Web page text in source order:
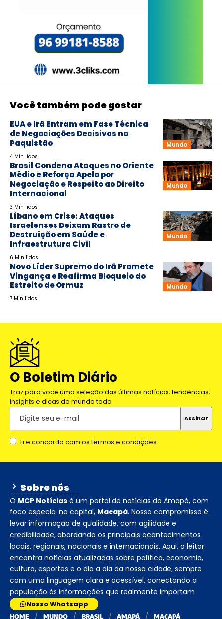
Você também pode gostar
Mundo
EUA e Irã Entram em Fase Técnica
de Negociações Decisivas no
Paquistão
4 Min lidos
Mundo
Brasil Condena Ataques no Oriente
Médio e Reforça Apelo por
Negociação e Respeito ao Direito
Internacional
3 Min lidos
Mundo
Líbano em Crise: Ataques
Israelenses Deixam Rastro de
Destruição em Saúde e
Infraestrutura Civil
6 Min lidos
Mundo
Novo Líder Supremo do Irã Promete
Vingança e Reafirma Bloqueio do
Estreito de Ormuz
7 Min lidos
O Boletim Diário
Traz para você uma seleção das últimas notícias, tendências,
insights e dicas do mundo todo.
Li e concordo com os termos e condições
Sobre nós
O MCP Notícias é um portal de notícias do Amapá, com
foco especial na capital, Macapá. Nosso compromisso é
levar informação de qualidade, com agilidade e
credibilidade, abordando os principais acontecimentos
locais, regionais, nacionais e internacionais. Aqui, o leitor
encontra notícias atualizadas sobre política, economia,
cultura, esportes e o dia a dia da nossa cidade, sempre
com uma linguagem clara e acessível, conectando a
população às informações que realmente importam
Nosso Whatsapp
HOME MUNDO BRASIL AMAPÁ MACAPÁ